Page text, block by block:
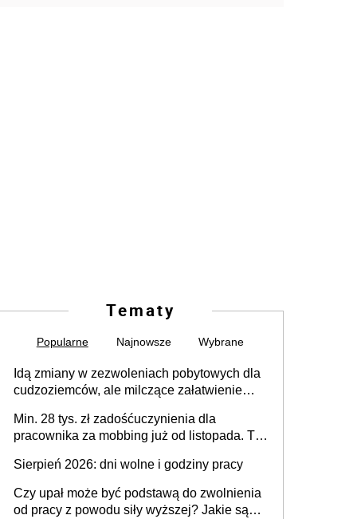
Tematy
Popularne Najnowsze Wybrane
Idą zmiany w zezwoleniach pobytowych dla
cudzoziemców, ale milczące załatwienie
Min. 28 tys. zł zadośćuczynienia dla
pracownika za mobbing już od listopada. To
zespołu
Sierpień 2026: dni wolne i godziny pracy
Czy upał może być podstawą do zwolnienia
od pracy z powodu siły wyższej? Jakie są